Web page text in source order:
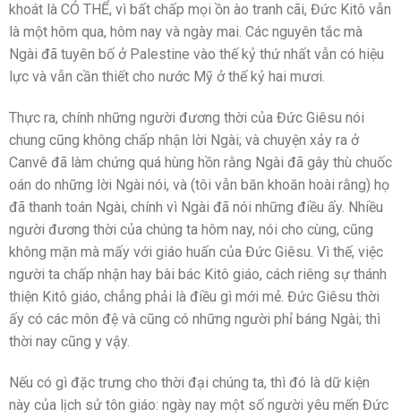
khoát là CÓ THỂ, vì bất chấp mọi ồn ào tranh cãi, Đức Kitô vẫn
là một hôm qua, hôm nay và ngày mai. Các nguyên tắc mà
Ngài đã tuyên bố ở Palestine vào thế kỷ thứ nhất vẫn có hiệu
lực và vẫn cần thiết cho nước Mỹ ở thế kỷ hai mươi.
Thực ra, chính những người đương thời của Đức Giêsu nói
chung cũng không chấp nhận lời Ngài; và chuyện xảy ra ở
Canvê đã làm chứng quá hùng hồn rằng Ngài đã gây thù chuốc
oán do những lời Ngài nói, và (tôi vẫn băn khoăn hoài rằng) họ
đã thanh toán Ngài, chính vì Ngài đã nói những điều ấy. Nhiều
người đương thời của chúng ta hôm nay, nói cho cùng, cũng
không mặn mà mấy với giáo huấn của Đức Giêsu. Vì thế, việc
người ta chấp nhận hay bài bác Kitô giáo, cách riêng sự thánh
thiện Kitô giáo, chẳng phải là điều gì mới mẻ. Đức Giêsu thời
ấy có các môn đệ và cũng có những người phỉ báng Ngài; thì
thời nay cũng y vậy.
Nếu có gì đặc trưng cho thời đại chúng ta, thì đó là dữ kiện
này của lịch sử tôn giáo: ngày nay một số người yêu mến Đức